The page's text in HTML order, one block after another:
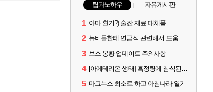
팁과노하우 자유게시판
1 아마 환기?) 술잔 재료 대체품
2 뉴비들한테 연금석 관련해서 도움이 될까해서..(벨의심장 등)
3 보스 봉황 업데이트 주의사항
4 [아에테리온 생태] 흑정령에 침식된 검사/용병
5 마그누스 최소로 하고 아침나라 열기